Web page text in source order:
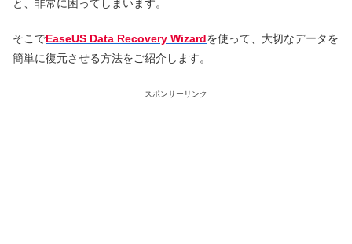
と、非常に困ってしまいます。
そこでEaseUS Data Recovery Wizardを使って、大切なデータを
簡単に復元させる方法をご紹介します。
スポンサーリンク